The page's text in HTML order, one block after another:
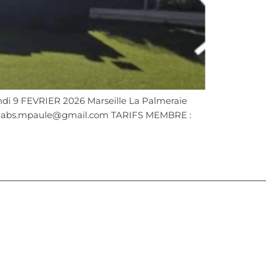
9 FEVRIER 2026 Marseille La Palmeraie
TARIFS MEMBRE :